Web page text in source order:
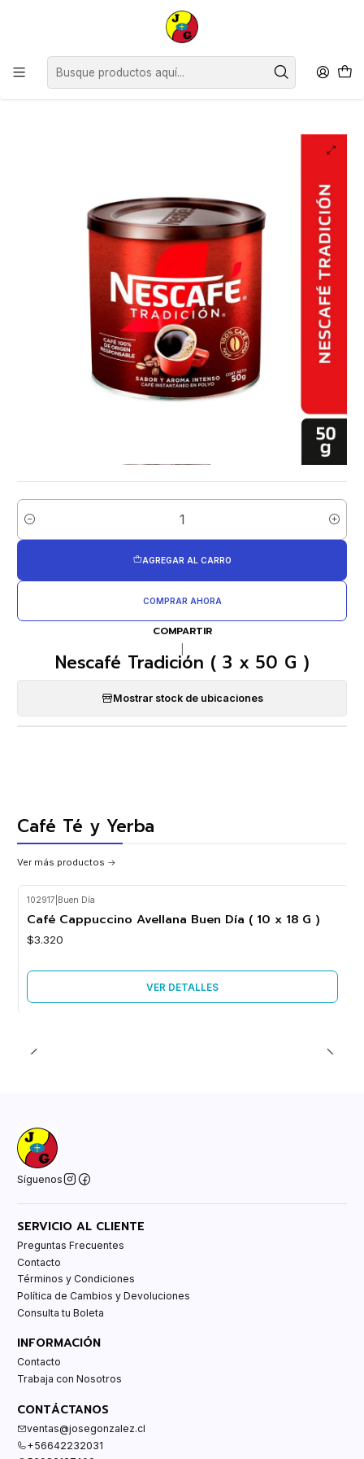
Estimados Clientes, desde el lunes 13 de julio y hasta el viernes 24 de
julio inclusive, no contaremos con horario continuado, siendo nuestro
horario de atención de 09:00 a 12:30 y de 14:30 a 18:00
hrs.Agradecemos su comprensión.
Inicio Despensa Abarrotes Café Té y Yerba
Nescafé Tradición ( 3 x 50 G )
Cantidad
AGREGAR AL CARRO
COMPRAR AHORA
COMPARTIR
Nescafé Tradición ( 3 x 50 G )
Mostrar stock de ubicaciones
Café Té y Yerba
Ver más productos
102917 Buen Día
Café Cappuccino Avellana Buen Día ( 10 x 18 G )
$3.320
VER DETALLES
Síguenos
SERVICIO AL CLIENTE
Preguntas Frecuentes
Contacto
Términos y Condiciones
Política de Cambios y Devoluciones
Consulta tu Boleta
INFORMACIÓN
Contacto
Trabaja con Nosotros
CONTÁCTANOS
ventas@josegonzalez.cl
+56642232031